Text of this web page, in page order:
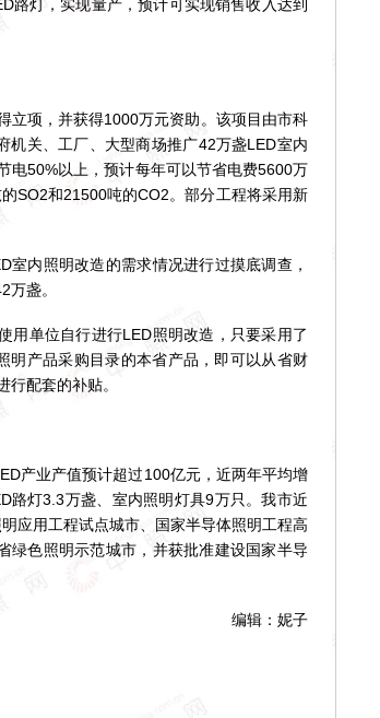
路灯，实现量产，预计可实现销售收入达到
项，并获得1000万元资助。该项目由市科
机关、工厂、大型商场推广42万盏LED室内
电50%以上，预计每年可以节省电费5600万
SO2和21500吨的CO2。部分工程将采用新
内照明改造的需求情况进行过摸底调查，
盏。
单位自行进行LED照明改造，只要采用了
明产品采购目录的本省产品，即可以从省财
配套的补贴。
产业产值预计超过100亿元，近两年平均增
路灯3.3万盏、室内照明灯具9万只。我市近
应用工程试点城市、国家半导体照明工程高
绿色照明示范城市，并获批准建设国家半导
编辑：妮子